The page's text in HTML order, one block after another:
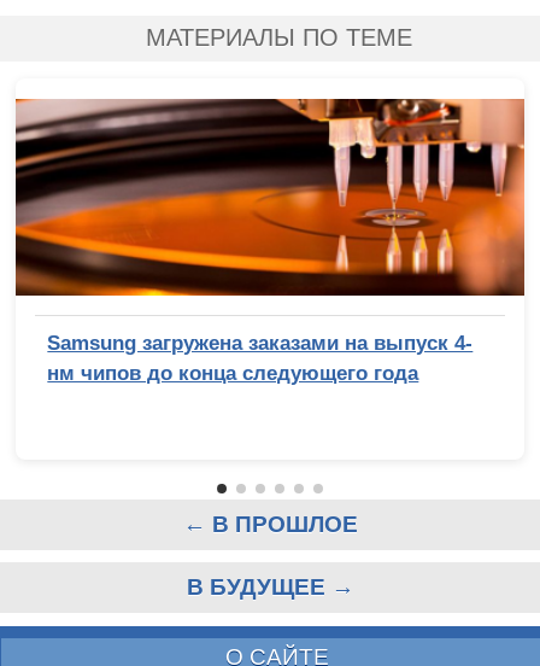
МАТЕРИАЛЫ ПО ТЕМЕ
Samsung загружена заказами на выпуск 4-
нм чипов до конца следующего года
← В ПРОШЛОЕ
В БУДУЩЕЕ →
О САЙТЕ